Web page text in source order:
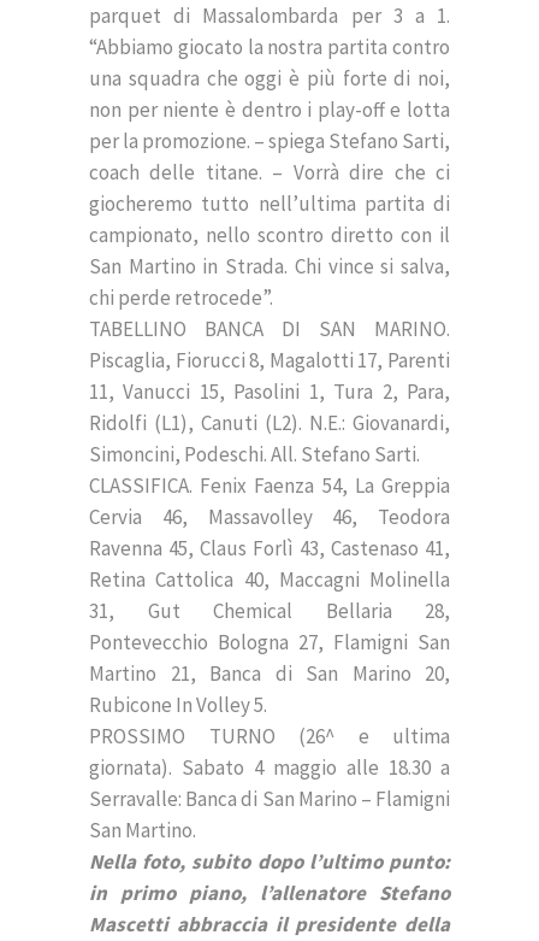
parquet di Massalombarda per 3 a 1.
“Abbiamo giocato la nostra partita contro
una squadra che oggi è più forte di noi,
non per niente è dentro i play-off e lotta
per la promozione. – spiega Stefano Sarti,
coach delle titane. – Vorrà dire che ci
giocheremo tutto nell’ultima partita di
campionato, nello scontro diretto con il
San Martino in Strada. Chi vince si salva,
chi perde retrocede”.
TABELLINO BANCA DI SAN MARINO.
Piscaglia, Fiorucci 8, Magalotti 17, Parenti
11, Vanucci 15, Pasolini 1, Tura 2, Para,
Ridolfi (L1), Canuti (L2). N.E.: Giovanardi,
Simoncini, Podeschi. All. Stefano Sarti.
CLASSIFICA. Fenix Faenza 54, La Greppia
Cervia 46, Massavolley 46, Teodora
Ravenna 45, Claus Forlì 43, Castenaso 41,
Retina Cattolica 40, Maccagni Molinella
31, Gut Chemical Bellaria 28,
Pontevecchio Bologna 27, Flamigni San
Martino 21, Banca di San Marino 20,
Rubicone In Volley 5.
PROSSIMO TURNO (26^ e ultima
giornata). Sabato 4 maggio alle 18.30 a
Serravalle: Banca di San Marino – Flamigni
San Martino.
Nella foto, subito dopo l’ultimo punto:
in primo piano, l’allenatore Stefano
Mascetti abbraccia il presidente della